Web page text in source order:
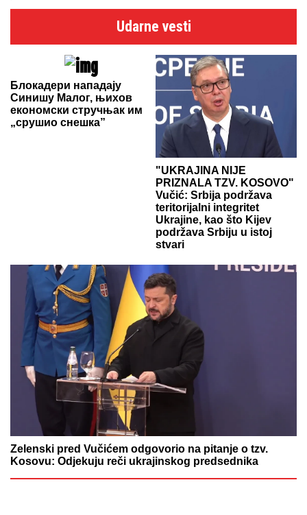
Udarne vesti
Блокадери нападају
Синишу Малог, њихов
економски стручњак им
„срушио снешка”
"UKRAJINA NIJE
PRIZNALA TZV. KOSOVO"
Vučić: Srbija podržava
teritorijalni integritet
Ukrajine, kao što Kijev
podržava Srbiju u istoj
stvari
Zelenski pred Vučićem odgovorio na pitanje o tzv.
Kosovu: Odjekuju reči ukrajinskog predsednika